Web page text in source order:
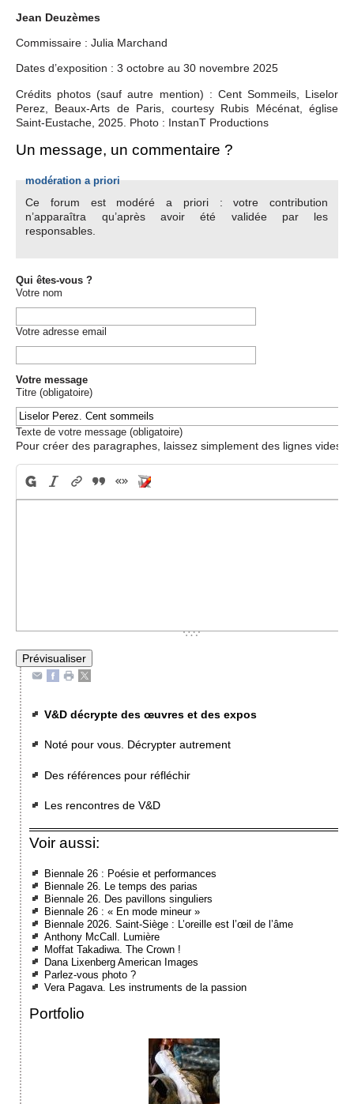
Jean Deuzèmes
Commissaire : Julia Marchand
Dates d’exposition : 3 octobre au 30 novembre 2025
Crédits photos (sauf autre mention) : Cent Sommeils, Liselor
Perez, Beaux-Arts de Paris, courtesy Rubis Mécénat, église
Saint-Eustache, 2025. Photo : InstanT Productions
Un message, un commentaire ?
modération a priori
Ce forum est modéré a priori : votre contribution
n’apparaîtra qu’après avoir été validée par les
responsables.
Qui êtes-vous ?
Votre nom
Votre adresse email
Votre message
Titre (obligatoire)
Texte de votre message (obligatoire)
Pour créer des paragraphes, laissez simplement des lignes vides.
V&D décrypte des œuvres et des expos
Noté pour vous. Décrypter autrement
Des références pour réfléchir
Les rencontres de V&D
Voir aussi:
Biennale 26 : Poésie et performances
Biennale 26. Le temps des parias
Biennale 26. Des pavillons singuliers
Biennale 26 : « En mode mineur »
Biennale 2026. Saint-Siège : L’oreille est l’œil de l’âme
Anthony McCall. Lumière
Moffat Takadiwa. The Crown !
Dana Lixenberg American Images
Parlez-vous photo ?
Vera Pagava. Les instruments de la passion
Portfolio